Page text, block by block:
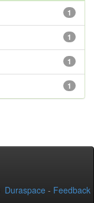
1
1
1
1
Duraspace - Feedback